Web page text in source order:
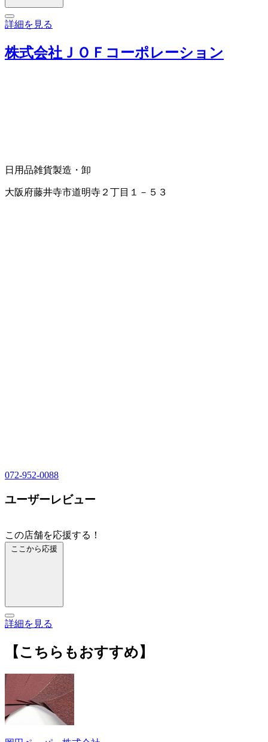
詳細を見る
株式会社ＪＯＦコーポレーション
日用品雑貨製造・卸
大阪府藤井寺市道明寺２丁目１－５３
072-952-0088
ユーザーレビュー
この店舗を応援する！
ここから応援
詳細を見る
【こちらもおすすめ】